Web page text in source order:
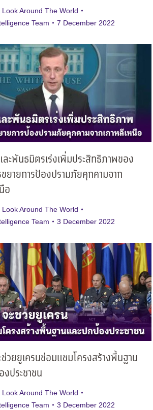
Look Around The World
Team 7 December 2022
ะพันธมิตรเร่งเพิ่มประสิทธิภาพของ
ยายการป้องปรามภัยคุกคามจาก
อ
Look Around The World
Team 3 December 2022
ช่วยยูเครนซ่อมแซมโครงสร้างพื้นฐาน
ประชาชน
Look Around The World
Team 3 December 2022